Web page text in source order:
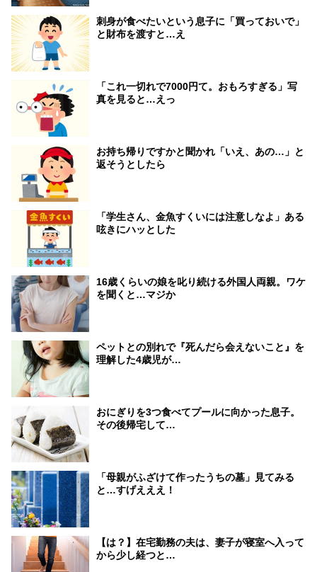
刺身が食べたいという息子に「買っておいで」
と財布を渡すと…え
「これ一切れで7000円て。おもろすぎる」写
真を見ると…えっ
お持ち帰りですかと聞かれ「いえ、あの…」と
返そうとしたら
「学生さん、金魚すくいには注意しなよ」ある
呟きにハッとした
16歳くらいの娘を叱り続ける外国人両親。ワケ
を聞くと…マジか
ペットとの別れで『死んだら会えないこと』を
理解した4歳児が…
おにぎりを3つ食べてプールに向かった息子。
その後帰宅して…
「母親がふざけて作ったうちの墓」見てみる
と…すげえええ！
【は？】在宅勤務の夫は、妻子が寝室へ入って
から少し経つと…